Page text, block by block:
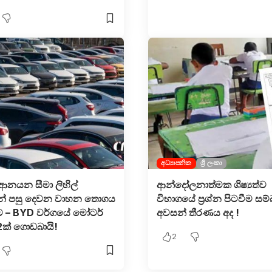
සීමා ලිහිල්
පසු දෙවන වාහන තොගය
– BYD වර්ගයේ මෝටර්
ගොඩබායි!
අධ්‍යාපනික ශ්‍රී ලංකා
ආන්දෝලනාත්මක ශිෂ්‍යත්ව
විභාගයේ ප්‍රශ්න පිටවීම
අවසන් තීරණය අද !
2